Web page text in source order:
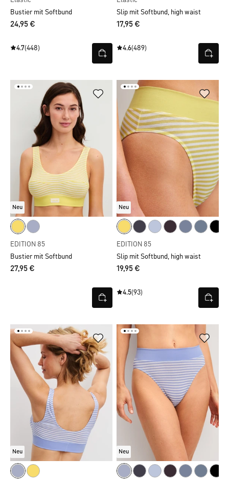
Bustier mit Softbund
24,95 €
4.7(448)
Slip mit Softbund, high waist
17,95 €
4.6(489)
Neu
EDITION 85
Bustier mit Softbund
27,95 €
Neu
EDITION 85
Slip mit Softbund, high waist
19,95 €
4.5(93)
Neu Neu